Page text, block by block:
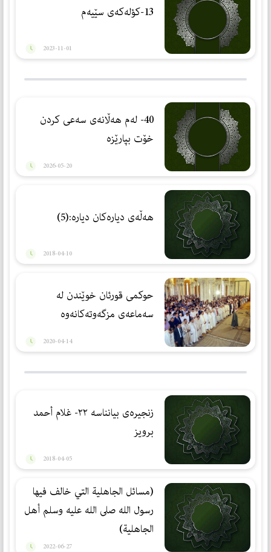
13-كؤلەكەی سێیەم
2023-11-01
40- لەم هەڵانەی سەعی كردن
خۆت بپارێزە
2026-05-20
هه‌ڵه‌ی دياره‌كان دياره‌:(5)
2018-04-10
حوكمی قورئان خوێندن لە
سەماعەی مزگەوتەكانەوە
2020-04-14
زنجیرەی بیانناسە ٢٢- غلام أحمد
برویز
2018-04-05
(مسائل الجاهلیة التي خالف فيها
رسول الله صلى الله عليه وسلم أهل
الجاهلية)
2022-06-27